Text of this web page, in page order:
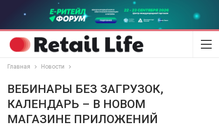
Главная Новости
ВЕБИНАРЫ БЕЗ ЗАГРУЗОК,
КАЛЕНДАРЬ – В НОВОМ
МАГАЗИНЕ ПРИЛОЖЕНИЙ